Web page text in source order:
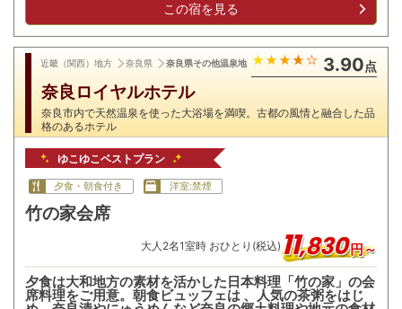
この宿を見る
近畿（関西）地方 奈良県 奈良県その他温泉地 3.90点
奈良ロイヤルホテル
奈良市内で天然温泉を使った大浴場を満喫。古都の風情と融合した品
格のあるホテル
ゆこゆこベストプラン
夕食・朝食付き 洋室:禁煙
竹の家会席
大人 2名1室時 おひとり(税込)11,830円～
夕食は大和地方の素材を活かした日本料理「竹の家」の会
席料理をご用意。朝食ビュッフェは 、人気の茶粥をはじ